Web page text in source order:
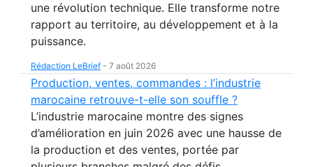
une révolution technique. Elle transforme notre
rapport au territoire, au développement et à la
puissance.
Rédaction LeBrief - 7 août 2026
Production, ventes, commandes : l’industrie
marocaine retrouve-t-elle son souffle ?
L’industrie marocaine montre des signes
d’amélioration en juin 2026 avec une hausse de
la production et des ventes, portée par